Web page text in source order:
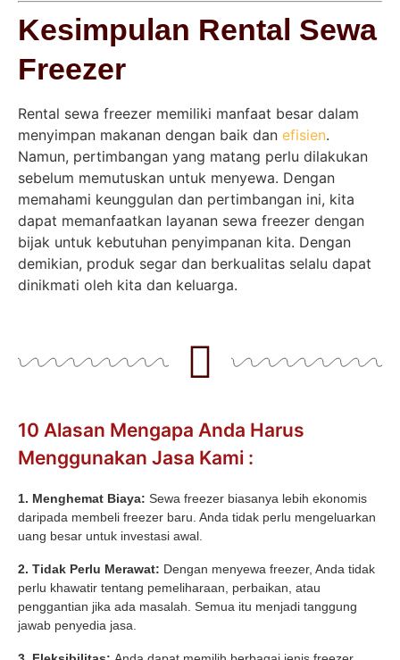
Kesimpulan Rental Sewa
Freezer
Rental sewa freezer memiliki manfaat besar dalam
menyimpan makanan dengan baik dan efisien.
Namun, pertimbangan yang matang perlu dilakukan
sebelum memutuskan untuk menyewa. Dengan
memahami keunggulan dan pertimbangan ini, kita
dapat memanfaatkan layanan sewa freezer dengan
bijak untuk kebutuhan penyimpanan kita. Dengan
demikian, produk segar dan berkualitas selalu dapat
dinikmati oleh kita dan keluarga.
10 Alasan Mengapa Anda Harus
Menggunakan Jasa Kami :
1. Menghemat Biaya: Sewa freezer biasanya lebih ekonomis
daripada membeli freezer baru. Anda tidak perlu mengeluarkan
uang besar untuk investasi awal.
2. Tidak Perlu Merawat: Dengan menyewa freezer, Anda tidak
perlu khawatir tentang pemeliharaan, perbaikan, atau
penggantian jika ada masalah. Semua itu menjadi tanggung
jawab penyedia jasa.